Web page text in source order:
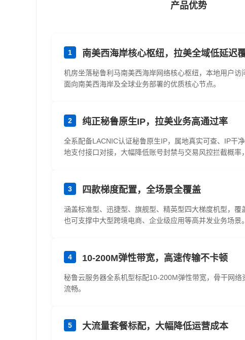
产品优势
1 南美西海岸核心枢纽，拉美全域低延迟
机房坐落秘鲁利马南美西海岸网络核心枢纽，本地用户
面向南美西海岸及全球业务部署的优质核心节点。
2 纯正秘鲁原生IP，拉美业务高通过率
全系配备LACNIC认证秘鲁原生IP，属地真实可查、IP干
地支付接口对接，大幅降低账号封禁与交易风控拦截概率
3 四款梯度配置，全场景全覆盖
涵盖标准型、迅捷型、旗舰型、精英型四大梯度机型，
也可支撑中大型跨境电商、企业级应用等高并发业务场景。
4 10-200M弹性带宽，高速传输不卡顿
秘鲁云服务器全系机型标配10-200M弹性带宽，骨干网
流畅。
5 大流量套餐标配，大幅降低运营成本